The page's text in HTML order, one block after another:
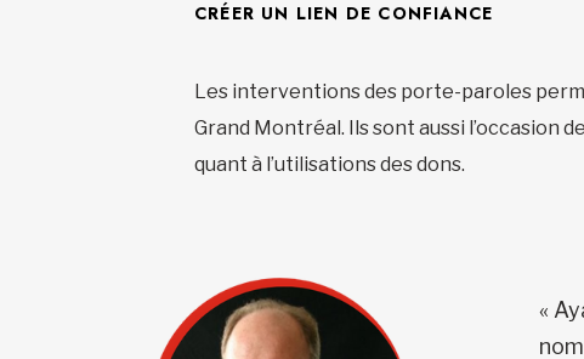
CRÉER UN LIEN DE CONFIANCE
Les interventions des porte-paroles
Grand Montréal. Ils sont aussi
quant à l’utilisations des dons.
«